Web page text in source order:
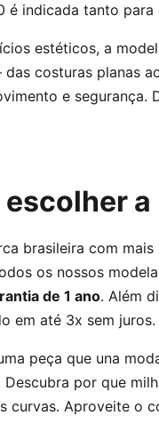
é indicada tanto
estéticos, a
costuras planas
e segurança.
escolher
brasileira com mais
os nossos
de 1 ano. Além
em até 3x sem juros.
peça que una
por que
curvas. Aproveite o